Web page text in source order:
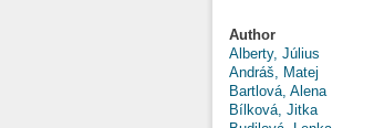
Author
Alberty, Július
Andráš, Matej
Bartlová, Alena
Bílková, Jitka